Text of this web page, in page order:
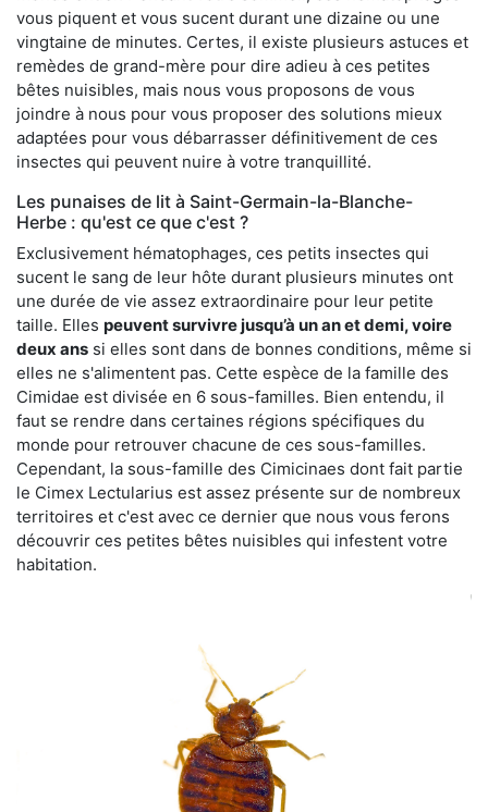
vous piquent et vous sucent durant une dizaine ou une
vingtaine de minutes. Certes, il existe plusieurs astuces et
remèdes de grand-mère pour dire adieu à ces petites
bêtes nuisibles, mais nous vous proposons de vous
joindre à nous pour vous proposer des solutions mieux
adaptées pour vous débarrasser définitivement de ces
insectes qui peuvent nuire à votre tranquillité.
Les punaises de lit à Saint-Germain-la-Blanche-
Herbe : qu'est ce que c'est ?
Exclusivement hématophages, ces petits insectes qui
sucent le sang de leur hôte durant plusieurs minutes ont
une durée de vie assez extraordinaire pour leur petite
taille. Elles peuvent survivre jusqu’à un an et demi, voire
deux ans si elles sont dans de bonnes conditions, même si
elles ne s'alimentent pas. Cette espèce de la famille des
Cimidae est divisée en 6 sous-familles. Bien entendu, il
faut se rendre dans certaines régions spécifiques du
monde pour retrouver chacune de ces sous-familles.
Cependant, la sous-famille des Cimicinaes dont fait partie
le Cimex Lectularius est assez présente sur de nombreux
territoires et c'est avec ce dernier que nous vous ferons
découvrir ces petites bêtes nuisibles qui infestent votre
habitation.